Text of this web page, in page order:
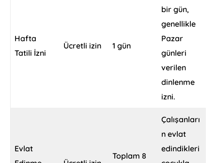
Hafta
Tatili İzni
Ücretli izin 1 gün
bir gün,
genellikle
Pazar
günleri
verilen
dinlenme
izni.
Evlat
Toplam 8
Çalışanları
n evlat
edindikleri